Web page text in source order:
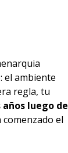
el ambiente
regla, tu
luego de
el